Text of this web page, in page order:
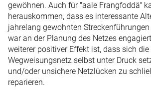
gewöhnen. Auch für "aale Frangfoddä"
herauskommen, dass es interessante
jahrelang gewohnten Streckenführungen
war an der Planung des Netzes
weiterer positiver Effekt ist, dass sich
Wegweisungsnetz selbst unter Druck
und/oder unsichere Netzlücken zu
reparieren.